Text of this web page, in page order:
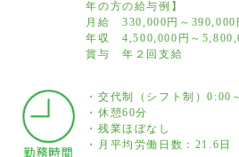
年の方の給与例】
月給 330,000円～390,000
年収 4,500,000円～
賞与 年２回支給
・交代制（シフト制）0:00
・休憩60分
・残業ほぼなし
・月平均労働日数：21.6日